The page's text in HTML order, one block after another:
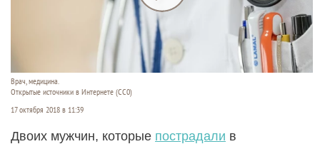
Врач, медицина.
Открытые источники в Интернете (СС0)
17 октября 2018 в 11:39
Двоих мужчин, которые пострадали в